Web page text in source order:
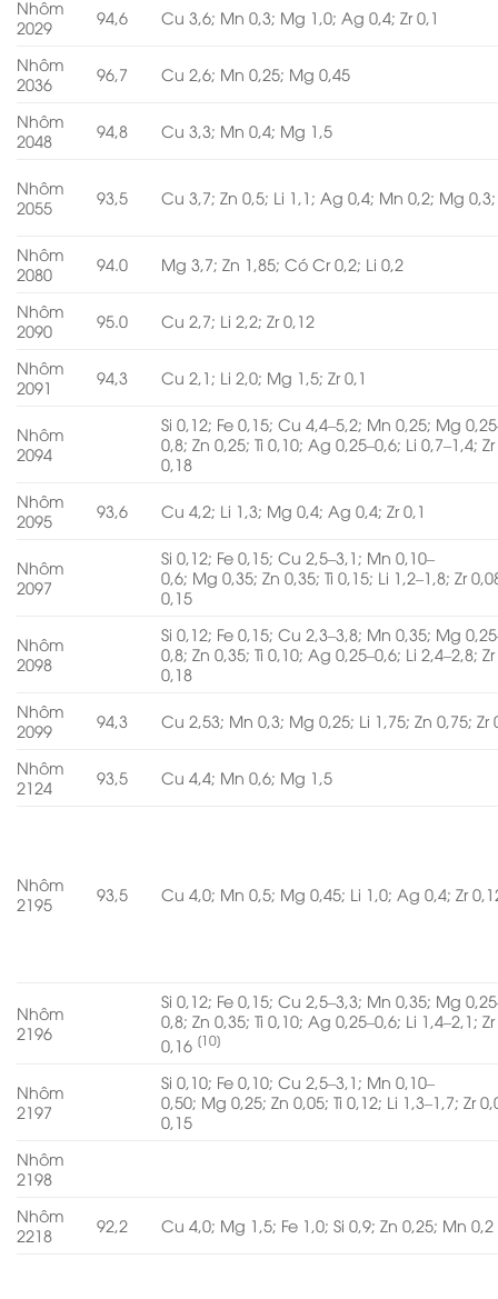
Nhôm
2029
94,6 Cu 3,6; Mn 0,3; Mg 1,0; Ag 0,4; Zr 0,1
Nhôm
2036
96,7 Cu 2,6; Mn 0,25; Mg 0,45
Nhôm
2048
94,8 Cu 3,3; Mn 0,4; Mg 1,5
Nhôm
2055
93,5 Cu 3,7; Zn 0,5; Li 1,1; Ag 0,4; Mn 0,2; Mg 0,3;
Nhôm
2080
94.0 Mg 3,7; Zn 1,85; Có Cr 0,2; Li 0,2
Nhôm
2090
95.0 Cu 2,7; Li 2,2; Zr 0,12
Nhôm
2091
94,3 Cu 2,1; Li 2,0; Mg 1,5; Zr 0,1
Nhôm
2094
Si 0,12; Fe 0,15; Cu 4,4–5,2; Mn 0,25; Mg
0,8; Zn 0,25; Ti 0,10; Ag 0,25–0,6; Li 0,7–1,4;
0,18
Nhôm
2095
93,6 Cu 4,2; Li 1,3; Mg 0,4; Ag 0,4; Zr 0,1
Nhôm
2097
Si 0,12; Fe 0,15; Cu 2,5–3,1; Mn 0,10–
0,6; Mg 0,35; Zn 0,35; Ti 0,15; Li 1,2–1,8; Zr
0,15
Nhôm
2098
Si 0,12; Fe 0,15; Cu 2,3–3,8; Mn 0,35; Mg
0,8; Zn 0,35; Ti 0,10; Ag 0,25–0,6; Li 2,4–2,8;
0,18
Nhôm
2099
94,3 Cu 2,53; Mn 0,3; Mg 0,25; Li 1,75; Zn 0,75; Zr
Nhôm
2124
93,5 Cu 4,4; Mn 0,6; Mg 1,5
Nhôm
2195
93,5 Cu 4,0; Mn 0,5; Mg 0,45; Li 1,0; Ag 0,4; Zr
Nhôm
2196
Si 0,12; Fe 0,15; Cu 2,5–3,3; Mn 0,35; Mg
0,8; Zn 0,35; Ti 0,10; Ag 0,25–0,6; Li 1,4–2,1;
0,16 [10]
Nhôm
2197
Si 0,10; Fe 0,10; Cu 2,5–3,1; Mn 0,10–
0,50; Mg 0,25; Zn 0,05; Ti 0,12; Li 1,3–1,7; Zr
0,15
Nhôm
2198
Nhôm
2218
92,2 Cu 4,0; Mg 1,5; Fe 1,0; Si 0,9; Zn 0,25; Mn 0,2